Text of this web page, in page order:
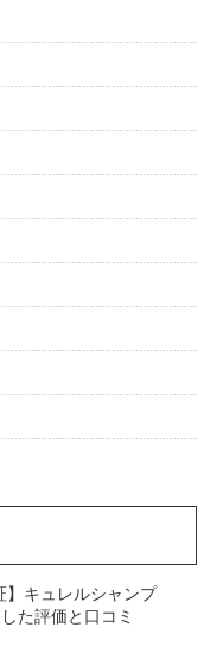
】キュレルシャンプ
た評価と口コミ